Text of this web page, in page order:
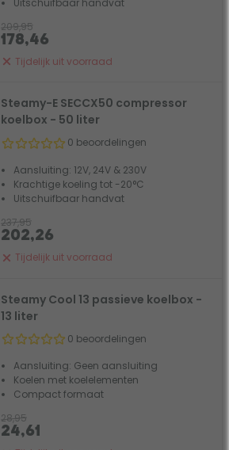
Tijdelijk uit voorraad
209,95
178,46
Steamy-E SECCX50 compressor
koelbox - 50 liter
0 beoordelingen
Aansluiting: 12V, 24V & 230V
Krachtige koeling tot -20°C
Uitschuifbaar handvat
Tijdelijk uit voorraad
237,95
202,26
Steamy Cool 13 passieve koelbox -
13 liter
0 beoordelingen
Aansluiting: Geen aansluiting
Koelen met koelelementen
Compact formaat
28,95
24,61